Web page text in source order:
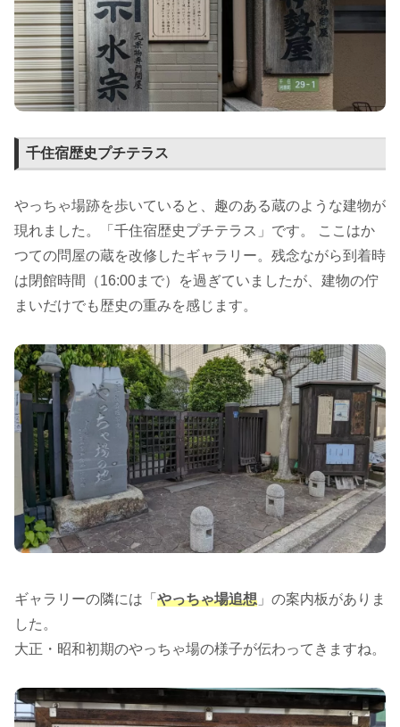
千住宿歴史プチテラス
やっちゃ場跡を歩いていると、趣のある蔵のような建物が
現れました。「千住宿歴史プチテラス」です。 ここはか
つての問屋の蔵を改修したギャラリー。残念ながら到着時
は閉館時間（16:00まで）を過ぎていましたが、建物の佇
まいだけでも歴史の重みを感じます。
ギャラリーの隣には「 やっちゃ場追想 」の案内板がありま
した。
大正・昭和初期のやっちゃ場の様子が伝わってきますね。